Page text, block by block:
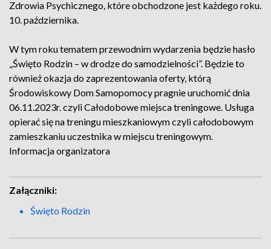
Zdrowia Psychicznego, które obchodzone jest każdego roku.
10. października.
W tym roku tematem przewodnim wydarzenia będzie hasło
„Święto Rodzin – w drodze do samodzielności”. Będzie to
również okazja do zaprezentowania oferty, którą
Środowiskowy Dom Samopomocy pragnie uruchomić dnia
06.11.2023r. czyli Całodobowe miejsca treningowe. Usługa
opierać się na treningu mieszkaniowym czyli całodobowym
zamieszkaniu uczestnika w miejscu treningowym.
Informacja organizatora
Załączniki:
Święto Rodzin